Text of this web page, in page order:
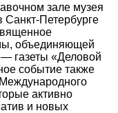
зале музея
Санкт-Петербурге
объединяющей
газеты «Деловой
событие также
активно
и новых